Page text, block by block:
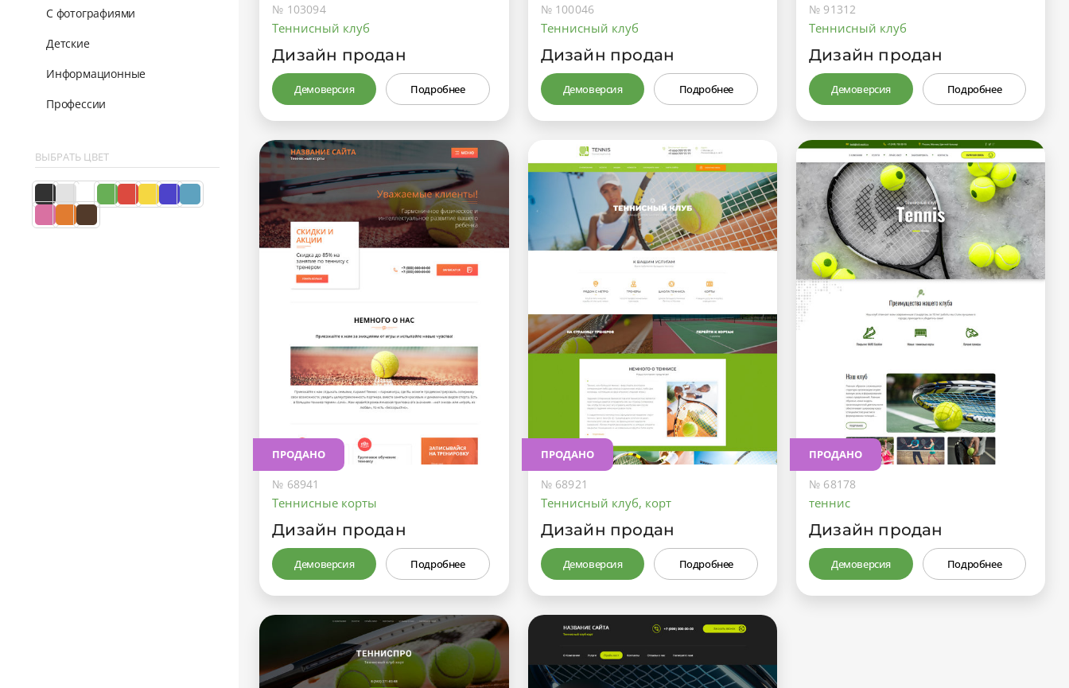
С фотографиями
Детские
Информационные
Профессии
ВЫБРАТЬ ЦВЕТ
№ 103094
Теннисный клуб
Дизайн продан
Демоверсия Подробнее
№ 100046
Теннисный клуб
Дизайн продан
Демоверсия Подробнее
№ 91312
Теннисный клуб
Дизайн продан
Демоверсия Подробнее
ПРОДАНО
№ 68941
Теннисные корты
Дизайн продан
Демоверсия Подробнее
ПРОДАНО
№ 68921
Теннисный клуб, корт
Дизайн продан
Демоверсия Подробнее
ПРОДАНО
№ 68178
теннис
Дизайн продан
Демоверсия Подробнее